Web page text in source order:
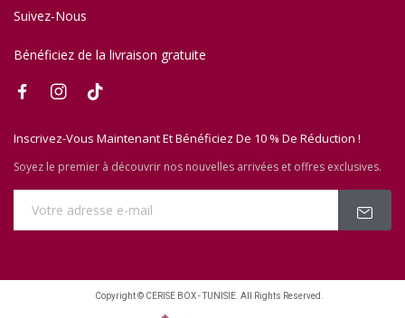
Suivez-Nous
Bénéficiez de la livraison gratuite
Inscrivez-Vous Maintenant Et Bénéficiez De 10 % De Réduction !
Soyez le premier à découvrir nos nouvelles arrivées et offres exclusives.
Copyright © CERISE BOX - TUNISIE. All Rights Reserved.